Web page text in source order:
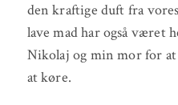
den kraftige duft fra
lave mad har også været
Nikolaj og min mor for
at køre.